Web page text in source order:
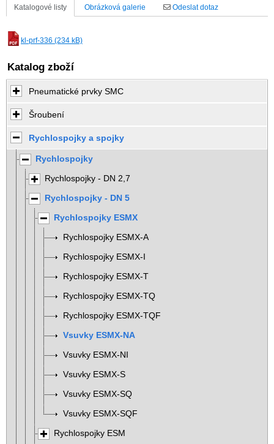
Katalogové listy Obrázková galerie Odeslat dotaz
kl-prf-336 (234 kB)
Katalog zboží
Pneumatické prvky SMC
Šroubení
Rychlospojky a spojky
Rychlospojky
Rychlospojky - DN 2,7
Rychlospojky - DN 5
Rychlospojky ESMX
Rychlospojky ESMX-A
Rychlospojky ESMX-I
Rychlospojky ESMX-T
Rychlospojky ESMX-TQ
Rychlospojky ESMX-TQF
Vsuvky ESMX-NA
Vsuvky ESMX-NI
Vsuvky ESMX-S
Vsuvky ESMX-SQ
Vsuvky ESMX-SQF
Rychlospojky ESM